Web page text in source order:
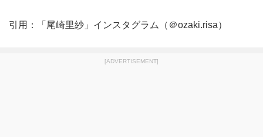
引用：「尾崎里紗」インスタグラム（＠ozaki.risa）
[ADVERTISEMENT]